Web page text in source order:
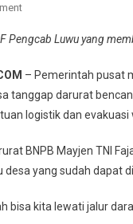
On
Korban
Dan
Tanah
Longsor
Luwu,
BNPB
Logistik
Pengcab Luwu yang
– Pemerintah pusat
tanggap darurat
logistik dan
BNPB Mayjen TNI
desa yang sudah dapat
bisa kita lewati jalur